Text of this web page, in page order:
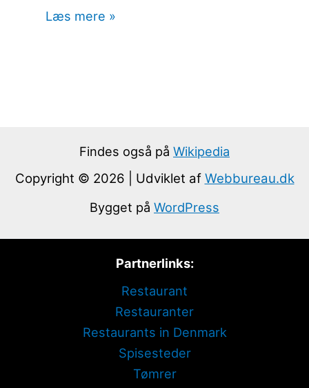
Læs mere »
Findes også på Wikipedia
Copyright © 2026 | Udviklet af Webbureau.dk
Bygget på WordPress
Partnerlinks:
Restaurant
Restauranter
Restaurants in Denmark
Spisesteder
Tømrer